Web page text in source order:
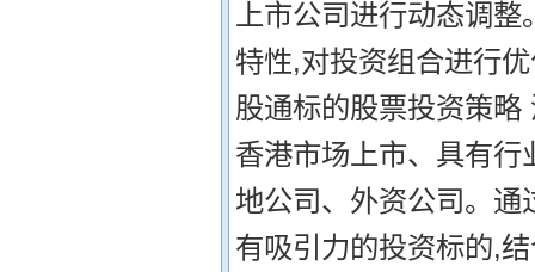
上市公司进行动态调
特性,对投资组合进行
股通标的股票投资策
香港市场上市、具有
地公司、外资公司。
有吸引力的投资标的,